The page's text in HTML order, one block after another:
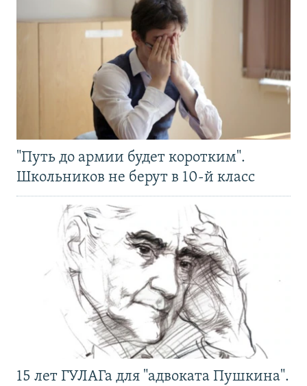
"Путь до армии будет коротким".
Школьников не берут в 10-й класс
15 лет ГУЛАГа для "адвоката Пушкина".